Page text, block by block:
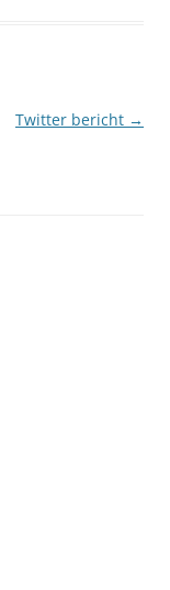
Twitter bericht →